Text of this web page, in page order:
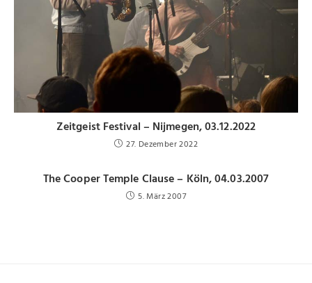
Zeitgeist Festival – Nijmegen, 03.12.2022
27. Dezember 2022
The Cooper Temple Clause – Köln, 04.03.2007
5. März 2007